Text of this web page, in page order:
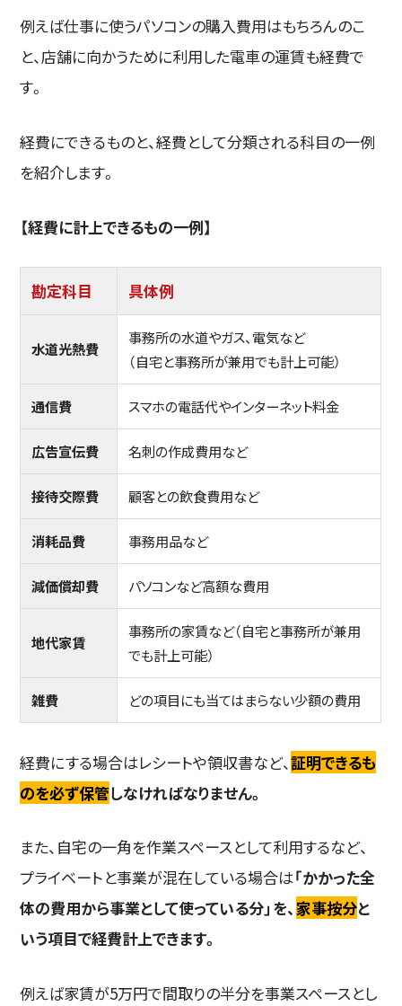
例えば仕事に使うパソコンの購入費用はもちろんのこ
と、店舗に向かうために利用した電車の運賃も経費で
す。
経費にできるものと、経費として分類される科目の一例
を紹介します。
【経費に計上できるもの一例】
勘定科目 具体例
水道光熱費
事務所の水道やガス、電気など
（自宅と事務所が兼用でも計上可能）
通信費 スマホの電話代やインターネット料金
広告宣伝費 名刺の作成費用など
接待交際費 顧客との飲食費用など
消耗品費 事務用品など
減価償却費 パソコンなど高額な費用
地代家賃
事務所の家賃など（自宅と事務所が兼用
でも計上可能）
雑費 どの項目にも当てはまらない少額の費用
経費にする場合はレシートや領収書など、証明できるも
のを必ず保管しなければなりません。
また、自宅の一角を作業スペースとして利用するなど、
プライベートと事業が混在している場合は「かかった全
体の費用から事業として使っている分」を、家事按分と
いう項目で経費計上できます。
例えば家賃が5万円で間取りの半分を事業スペースとし